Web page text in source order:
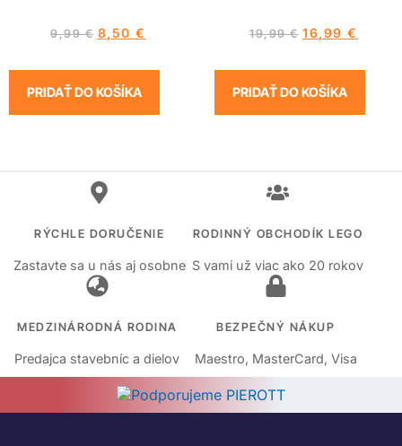
9,99€ 8,50€
PRIDAŤ DO KOŠÍKA
19,99€ 16,99€
PRIDAŤ DO KOŠÍKA
RÝCHLE DORUČENIE
Zastavte sa u nás aj osobne
RODINNÝ OBCHODÍK LEGO
S vami už viac ako 20 rokov
MEDZINÁRODNÁ RODINA
Predajca stavebníc a dielov
BEZPEČNÝ NÁKUP
Maestro, MasterCard, Visa